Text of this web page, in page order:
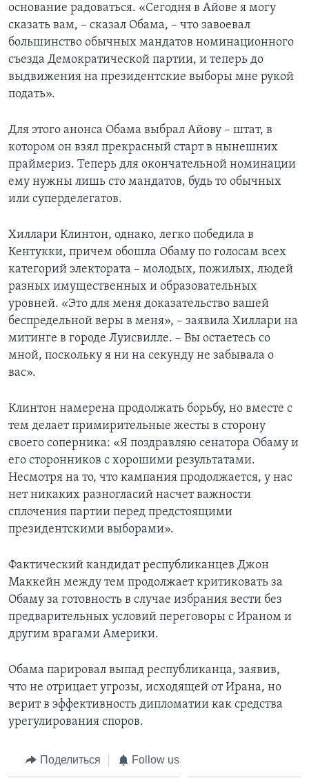
основание радоваться. «Сегодня в Айове я могу
сказать вам, – сказал Обама, – что завоевал
большинство обычных мандатов номинационного
съезда Демократической партии, и теперь до
выдвижения на президентские выборы мне рукой
подать».
Для этого анонса Обама выбрал Айову – штат, в
котором он взял прекрасный старт в нынешних
праймериз. Теперь для окончательной номинации
ему нужны лишь сто мандатов, будь то обычных
или суперделегатов.
Хиллари Клинтон, однако, легко победила в
Кентукки, причем обошла Обаму по голосам всех
категорий электората – молодых, пожилых, людей
разных имущественных и образовательных
уровней. «Это для меня доказательство вашей
беспредельной веры в меня», – заявила Хиллари на
митинге в городе Луисвилле. – Вы остаетесь со
мной, поскольку я ни на секунду не забывала о
вас».
Клинтон намерена продолжать борьбу, но вместе с
тем делает примирительные жесты в сторону
своего соперника: «Я поздравляю сенатора Обаму и
его сторонников с хорошими результатами.
Несмотря на то, что кампания продолжается, у нас
нет никаких разногласий насчет важности
сплочения партии перед предстоящими
президентскими выборами».
Фактический кандидат республиканцев Джон
Маккейн между тем продолжает критиковать за
Обаму за готовность в случае избрания вести без
предварительных условий переговоры с Ираном и
другим врагами Америки.
Обама парировал выпад республиканца, заявив,
что не отрицает угрозы, исходящей от Ирана, но
верит в эффективность дипломатии как средства
урегулирования споров.
Поделиться Follow us